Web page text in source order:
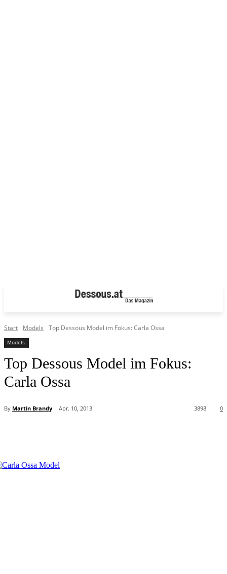
Start Models Top Dessous Model im Fokus: Carla Ossa
Models
Top Dessous Model im Fokus:
Carla Ossa
By Martin Brandy Apr. 10, 2013 0
3898